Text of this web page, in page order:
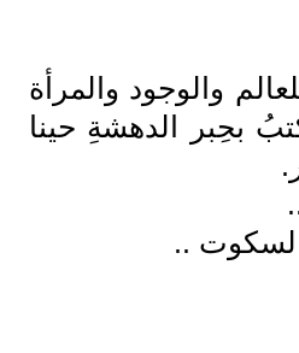
والوجود والمرأة
بحِبر الدهشةِ حينا
..